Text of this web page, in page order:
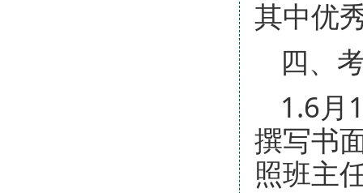
其中优
四、
1.6月
撰写书
照班主